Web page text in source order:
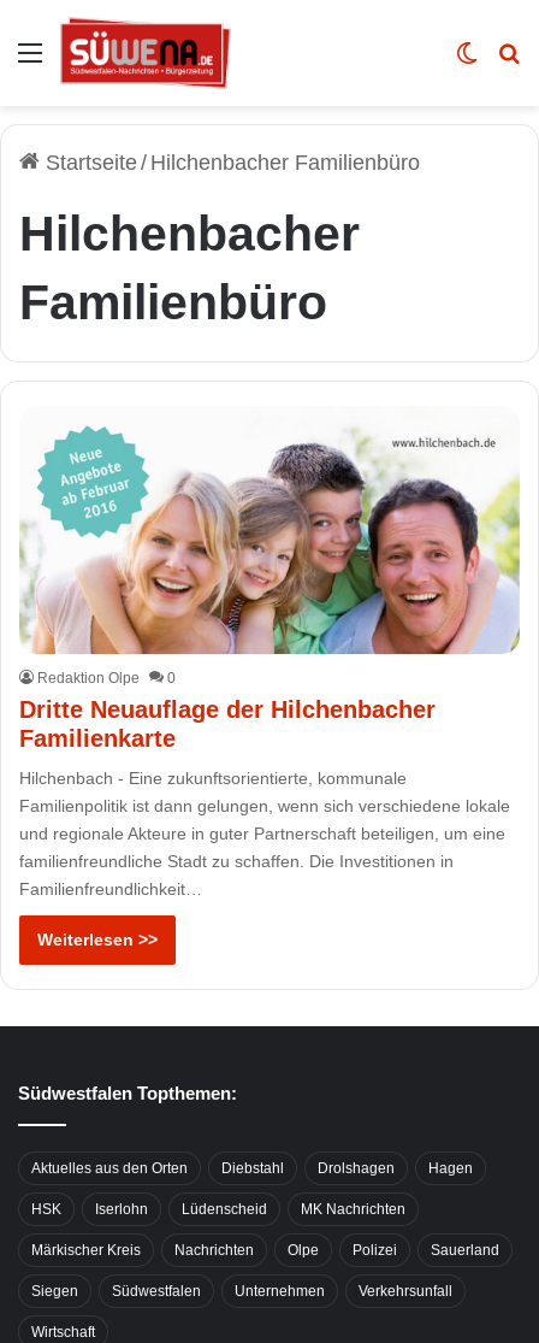
Auswahl Skin
Startseite/ Hilchenbacher Familienbüro
Hilchenbacher
Familienbüro
Redaktion Olpe 0
Dritte Neuauflage der Hilchenbacher
Familienkarte
Hilchenbach - Eine zukunftsorientierte, kommunale
Familienpolitik ist dann gelungen, wenn sich verschiedene lokale
und regionale Akteure in guter Partnerschaft beteiligen, um eine
familienfreundliche Stadt zu schaffen. Die Investitionen in
Familienfreundlichkeit…
Weiterlesen >>
Südwestfalen Topthemen:
Aktuelles aus den Orten Diebstahl Drolshagen Hagen
HSK Iserlohn Lüdenscheid MK Nachrichten
Märkischer Kreis Nachrichten Olpe Polizei Sauerland
Siegen Südwestfalen Unternehmen Verkehrsunfall
Wirtschaft